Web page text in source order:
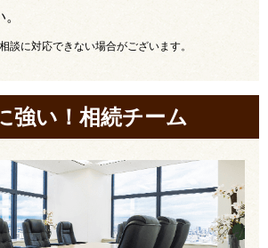
談に対応できない場合がございます。
強い！相続チーム